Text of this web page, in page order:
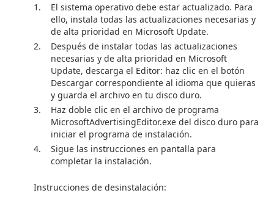
El sistema operativo debe estar actualizado. Para
ello, instala todas las actualizaciones necesarias y
de alta prioridad en Microsoft Update.
Después de instalar todas las actualizaciones
necesarias y de alta prioridad en Microsoft
Update, descarga el Editor: haz clic en el botón
Descargar correspondiente al idioma que quieras
y guarda el archivo en tu disco duro.
Haz doble clic en el archivo de programa
MicrosoftAdvertisingEditor.exe del disco duro para
iniciar el programa de instalación.
Sigue las instrucciones en pantalla para
completar la instalación.
Instrucciones de desinstalación: